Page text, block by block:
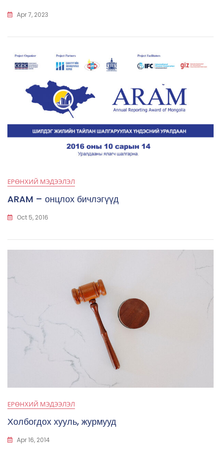
Apr 7, 2023
ЕРӨНХИЙ МЭДЭЭЛЭЛ
ARAM – онцлох бичлэгүүд
Oct 5, 2016
ЕРӨНХИЙ МЭДЭЭЛЭЛ
Холбогдох хууль, журмууд
Apr 16, 2014